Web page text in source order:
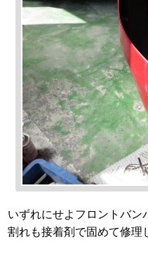
いずれにせよフロントバン
割れも接着剤で固めて修理